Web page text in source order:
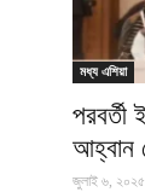
মধ্য এশিয়া
পরবর্তী
আহ্বান
জুলাই ৬, ২০২৫